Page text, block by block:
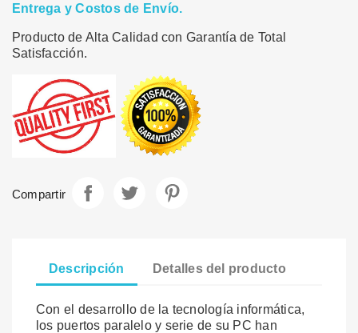
Entrega y Costos de Envío.
Producto de Alta Calidad con Garantía de Total
Satisfacción.
Compartir
Descripción Detalles del producto
Con el desarrollo de la tecnología informática,
los puertos paralelo y serie de su PC han